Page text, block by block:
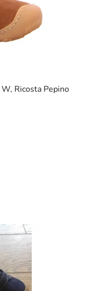
Ricosta Pepino